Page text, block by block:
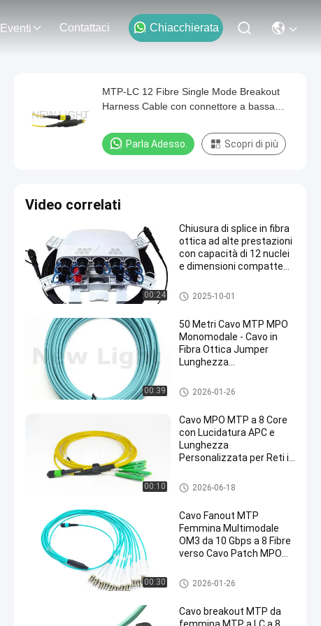
Eventi Contattaci Chiacchierata
MTP-LC 12 Fibre Single Mode Breakout
Harness Cable con connettore a bassa
Parla Adesso. Scopri di più
Video correlati
00:24
Chiusura di splice in fibra
ottica ad alte prestazioni
con capacità di 12 nuclei
e dimensioni compatte
uso esterno/interno
Chiusura in fibra ottica della gi
untura
2025-10-01
00:39
50 Metri Cavo MTP MPO
Monomodale - Cavo in
Fibra Ottica Jumper
Lunghezza
cavo del mtp di mpo
2026-01-26
00:10
Cavo MPO MTP a 8 Core
con Lucidatura APC e
Lunghezza
Personalizzata per Reti in
Prestazioni
cavo del mtp di mpo
2026-06-18
00:30
Cavo Fanout MTP
Femmina Multimodale
OM3 da 10 Gbps a 8 Fibre
verso Cavo Patch MPO
cavo del mtp di mpo
2026-01-26
Cavo breakout MTP da